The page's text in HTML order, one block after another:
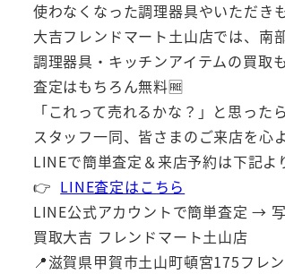
使わなくなった調理器具やいただき
大吉フレンドマート土山店では、南
調理器具・キッチンアイテムの買取
査定はもちろん無料🆓
「これって売れるかな？」と思っ
スタッフ一同、皆さまのご来店を心
LINEで簡単査定＆来店予約は下記よ
👉 LINE査定はこちら
LINE公式アカウントで簡単査定 →
買取大吉 フレンドマート土山店
📍滋賀県甲賀市土山町頓宮175フレ